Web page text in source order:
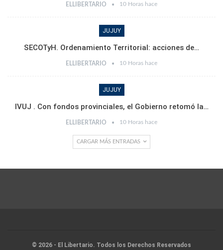
ELLIBERTARIO 10 Horas hace
JUJUY
SECOTyH. Ordenamiento Territorial: acciones de…
ELLIBERTARIO 10 Horas hace
JUJUY
IVUJ . Con fondos provinciales, el Gobierno retomó la…
ELLIBERTARIO 10 Horas hace
CARGAR MÁS ENTRADAS
© 2026 - El Libertario. Todos los Derechos Reservados